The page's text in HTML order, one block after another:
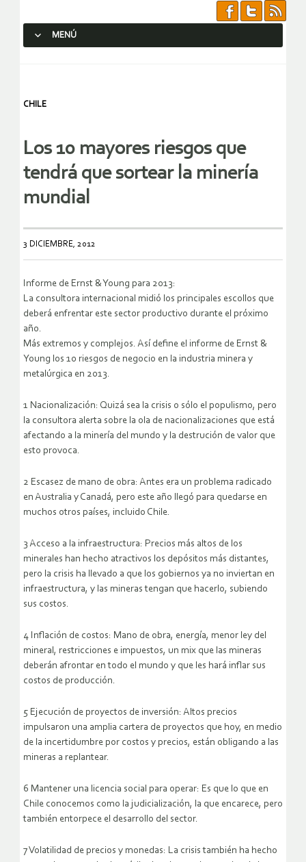
MENÚ
CHILE
Los 10 mayores riesgos que
tendrá que sortear la minería
mundial
3 DICIEMBRE, 2012
Informe de Ernst & Young para 2013:
La consultora internacional midió los principales escollos que
deberá enfrentar este sector productivo durante el próximo
año.
Más extremos y complejos. Así define el informe de Ernst &
Young los 10 riesgos de negocio en la industria minera y
metalúrgica en 2013.
1 Nacionalización: Quizá sea la crisis o sólo el populismo, pero
la consultora alerta sobre la ola de nacionalizaciones que está
afectando a la minería del mundo y la destrución de valor que
esto provoca.
2 Escasez de mano de obra: Antes era un problema radicado
en Australia y Canadá, pero este año llegó para quedarse en
muchos otros países, incluido Chile.
3 Acceso a la infraestructura: Precios más altos de los
minerales han hecho atractivos los depósitos más distantes,
pero la crisis ha llevado a que los gobiernos ya no inviertan en
infraestructura, y las mineras tengan que hacerlo, subiendo
sus costos.
4 Inflación de costos: Mano de obra, energía, menor ley del
mineral, restricciones e impuestos, un mix que las mineras
deberán afrontar en todo el mundo y que les hará inflar sus
costos de producción.
5 Ejecución de proyectos de inversión: Altos precios
impulsaron una amplia cartera de proyectos que hoy, en medio
de la incertidumbre por costos y precios, están obligando a las
mineras a replantear.
6 Mantener una licencia social para operar: Es que lo que en
Chile conocemos como la judicialización, la que encarece, pero
también entorpece el desarrollo del sector.
7 Volatilidad de precios y monedas: La crisis también ha hecho